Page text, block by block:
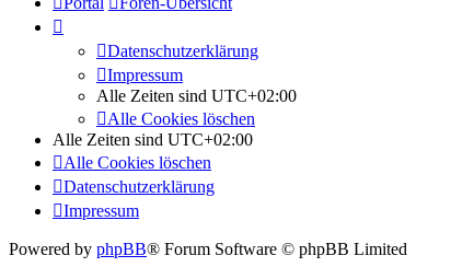
Datenschutzerklärung
Impressum
Alle Zeiten sind UTC+02:00
Alle Cookies löschen
Alle Zeiten sind UTC+02:00
Alle Cookies löschen
Datenschutzerklärung
Impressum
Powered by phpBB® Forum Software © phpBB Limited